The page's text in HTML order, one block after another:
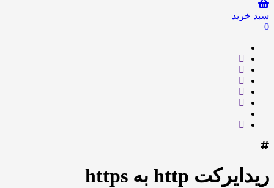
سبد خرید
0
ریدایرکت http به https